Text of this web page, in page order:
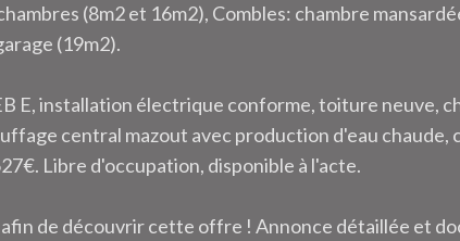
(8m2 et 16m2), Combles: chambre
(19m2).
E, installation électrique conforme, toiture neuve,
central mazout avec production d'eau chaude,
Libre d'occupation, disponible à l'acte.
de découvrir cette offre ! Annonce détaillée et